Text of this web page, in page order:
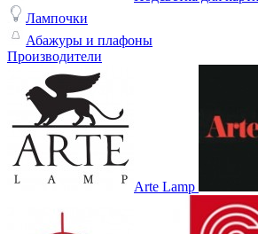
Лампочки
Абажуры и плафоны
Производители
Arte Lamp